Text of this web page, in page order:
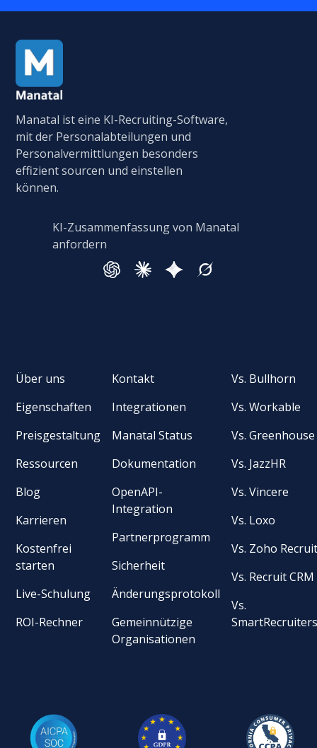
Manatal ist eine KI-Recruiting-Software,
mit der Personalabteilungen und
Personalvermittlungen besonders
effizient sourcen und einstellen
können.
KI-Zusammenfassung von Manatal
anfordern
Über uns
Eigenschaften
Preisgestaltung
Ressourcen
Blog
Karrieren
Kostenfrei
starten
Live-Schulung
ROI-Rechner
Kontakt
Integrationen
Manatal Status
Dokumentation
OpenAPI-
Integration
Partnerprogramm
Sicherheit
Änderungsprotokoll
Gemeinnützige
Organisationen
Vs. Bullhorn
Vs. Workable
Vs. Greenhouse
Vs. JazzHR
Vs. Vincere
Vs. Loxo
Vs. Zoho
Vs. Recruit CRM
Vs.